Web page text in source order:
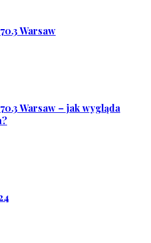
Warsaw
Warsaw – jak wygląda